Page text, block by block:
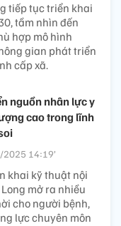
tiếp tục triển khai
tầm nhìn đến
hợp mô hình
gian phát triển
cấp xã.
nguồn nhân lực y
cao trong lĩnh
14:19’
khai kỹ thuật nội
mở ra nhiều
cho người bệnh,
lực chuyên môn